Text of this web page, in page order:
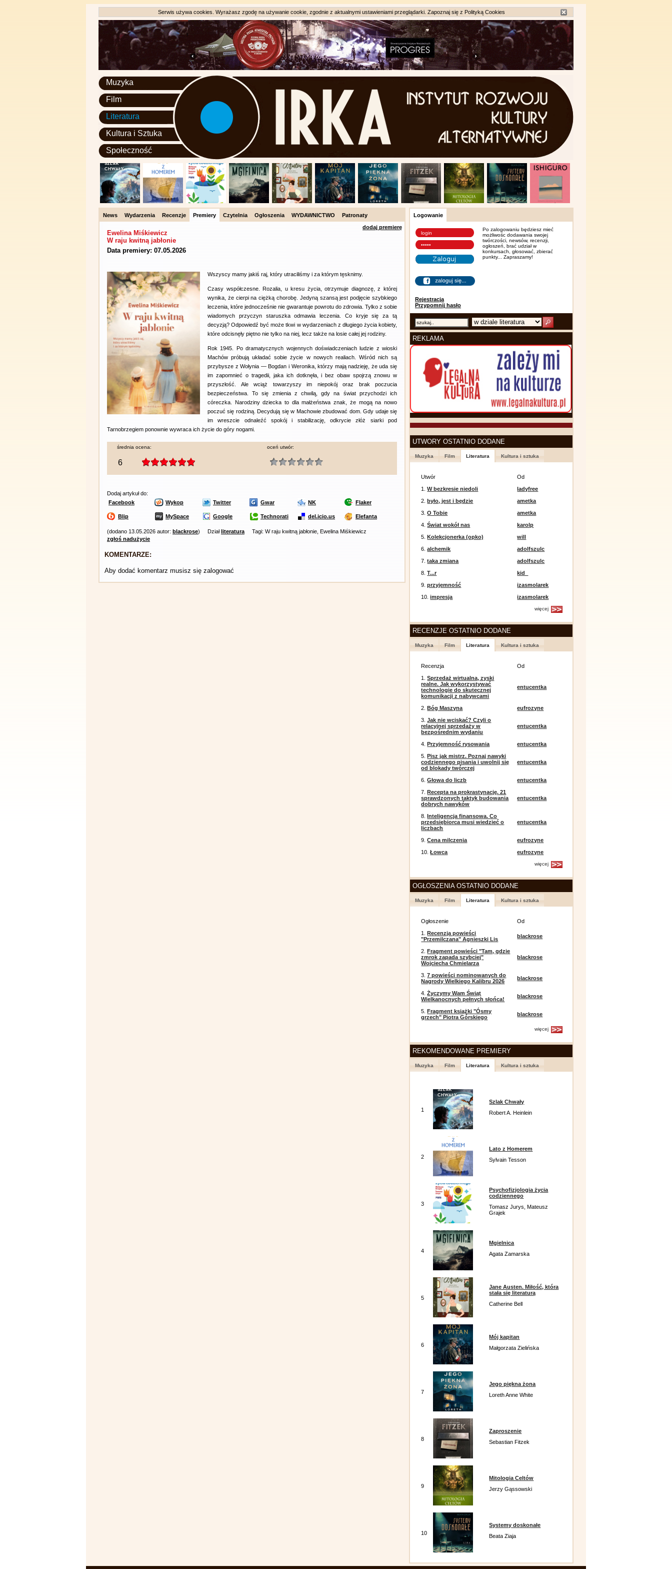
Serwis używa cookies. Wyrażasz zgodę na używanie cookie, zgodnie z aktualnymi ustawieniami przeglądarki. Zapoznaj się z Polityką Cookies
Muzyka
Film
Literatura
Kultura i Sztuka
Społeczność
News Wydarzenia Recenzje Premiery Czytelnia Ogłoszenia WYDAWNICTWO
Patronaty
dodaj premierę
Ewelina Miśkiewicz
W raju kwitną jabłonie
Data premiery: 07.05.2026
Wszyscy mamy jakiś raj, który utraciliśmy i za którym tęsknimy.
Czasy współczesne. Rozalia, u kresu życia, otrzymuje diagnozę, z której
wynika, że cierpi na ciężką chorobę. Jedyną szansą jest podjęcie szybkiego
leczenia, które jednocześnie nie gwarantuje powrotu do zdrowia. Tylko z sobie
wiadomych przyczyn staruszka odmawia leczenia. Co kryje się za tą
decyzją? Odpowiedź być może tkwi w wydarzeniach z długiego życia kobiety,
które odcisnęły piętno nie tylko na niej, lecz także na losie całej jej rodziny.
Rok 1945. Po dramatycznych wojennych doświadczeniach ludzie z wioski
Machów próbują układać sobie życie w nowych realiach. Wśród nich są
przybysze z Wołynia — Bogdan i Weronika, którzy mają nadzieję, że uda się
im zapomnieć o tragedii, jaka ich dotknęła, i bez obaw spojrzą znowu w
przyszłość. Ale wciąż towarzyszy im niepokój oraz brak poczucia
bezpieczeństwa. To się zmienia z chwilą, gdy na świat przychodzi ich
córeczka. Narodziny dziecka to dla małżeństwa znak, że mogą na nowo
poczuć się rodziną. Decydują się w Machowie zbudować dom. Gdy udaje się
im wreszcie odnaleźć spokój i stabilizację, odkrycie złóż siarki pod
Tarnobrzegiem ponownie wywraca ich życie do góry nogami.
średnia ocena:
6
oceń utwór:
Dodaj artykuł do:
Facebook
Wykop Twitter Gwar NK Flaker
Blip MySpace Google Technorati del.icio.us Elefanta
(dodano 13.05.2026 autor: blackrose) Działliteratura
Tagi: W raju kwitną jabłonie, Ewelina Miśkiewicz
zgłoś nadużycie
KOMENTARZE:
Aby dodać komentarz musisz się zalogować
Logowanie
Rejestracja
Przypomnij hasło
Po zalogowaniu będziesz mieć
możliwośc dodawania swojej
twórczości, newsów, recenzji,
ogłoszeń, brać udział w
konkursach, głosować, zbierać
punkty... Zapraszamy!
REKLAMA
UTWORY OSTATNIO DODANE
Muzyka Film Literatura Kultura i sztuka
Utwór
Od
1.W bezkresie niedoli
ladyfree
2.było, jest i będzie
ametka
3.O Tobie
ametka
4.Świat wokół nas
karolp
5.Kolekcjonerka (opko)
will
6.alchemik
adolfszulc
7.taka zmiana
adolfszulc
8.T...r
kid_
9.przyjemność
izasmolarek
10.impresja izasmolarek
więcej
RECENZJE OSTATNIO DODANE
Muzyka Film Literatura Kultura i sztuka
Recenzja
Od
1.Sprzedaż wirtualna, zyski
realne. Jak wykorzystywać
technologie do skutecznej
komunikacji z nabywcami
entucentka
2.Bóg Maszyna
eufrozyne
3.Jak nie wciskać? Czyli o
relacyjnej sprzedaży w
bezpośrednim wydaniu
entucentka
4.Przyjemność rysowania
entucentka
5.Pisz jak mistrz. Poznaj nawyki
codziennego pisania i uwolnij się
od blokady twórczej
entucentka
6.Głowa do liczb
entucentka
7.Recepta na prokrastynację. 21
sprawdzonych taktyk budowania
dobrych nawyków
entucentka
8.Inteligencja finansowa. Co
przedsiębiorca musi wiedzieć o
liczbach
entucentka
9.Cena milczenia
eufrozyne
10.Łowca eufrozyne
więcej
OGŁOSZENIA OSTATNIO DODANE
Muzyka Film Literatura Kultura i sztuka
Ogłoszenie
Od
1.Recenzja powieści
"Przemilczana" Agnieszki Lis
blackrose
2.Fragment powieści "Tam, gdzie
zmrok zapada szybciej"
Wojciecha Chmielarza
blackrose
3.7 powieści nominowanych do
Nagrody Wielkiego Kalibru 2026
blackrose
4.Życzymy Wam Świąt
Wielkanocnych pełnych słońca!
blackrose
5.Fragment książki "Ósmy
grzech" Piotra Górskiego
blackrose
więcej
REKOMENDOWANE PREMIERY
Muzyka Film Literatura Kultura i sztuka
1
Szlak Chwały
Robert A. Heinlein
2
Lato z Homerem
Sylvain Tesson
3
Psychofizjologia życia
codziennego
Tomasz Jurys, Mateusz
Grajek
4
Mgielnica
Agata Zamarska
5
Jane Austen. Miłość, która
stała się literaturą
Catherine Bell
6
Mój kapitan
Małgorzata Zielińska
7
Jego piękna żona
Loreth Anne White
8
Zaproszenie
Sebastian Fitzek
9
Mitologia Celtów
Jerzy Gąssowski
10
Systemy doskonałe
Beata Ziaja